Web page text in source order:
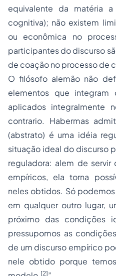
equivalente da matéria
cognitiva); não existem
ou econômica no
participantes do discurso
de coação no processo de
O filósofo alemão não
elementos que integram
aplicados integralmente
contrario. Habermas
(abstrato) é uma idéia
situação ideal do discurso
reguladora: alem de
empíricos, ela torna
neles obtidos. Só podemos
em qualquer outro lugar,
próximo das condições
pressupomos as
de um discurso empírico
nele obtido porque
[2]